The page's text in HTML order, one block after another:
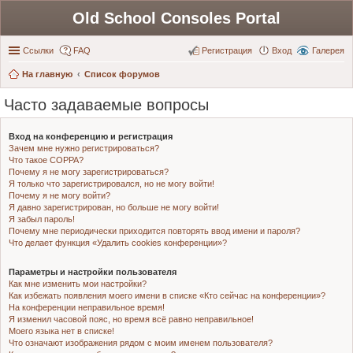
Old School Consoles Portal
Ссылки Галерея
FAQ Вход
Регистрация
На главную Список форумов
Часто задаваемые вопросы
Вход на конференцию и регистрация
Зачем мне нужно регистрироваться?
Что такое COPPA?
Почему я не могу зарегистрироваться?
Я только что зарегистрировался, но не могу войти!
Почему я не могу войти?
Я давно зарегистрирован, но больше не могу войти!
Я забыл пароль!
Почему мне периодически приходится повторять ввод имени и пароля?
Что делает функция «Удалить cookies конференции»?
Параметры и настройки пользователя
Как мне изменить мои настройки?
Как избежать появления моего имени в списке «Кто сейчас на конференции»?
На конференции неправильное время!
Я изменил часовой пояс, но время всё равно неправильное!
Моего языка нет в списке!
Что означают изображения рядом с моим именем пользователя?